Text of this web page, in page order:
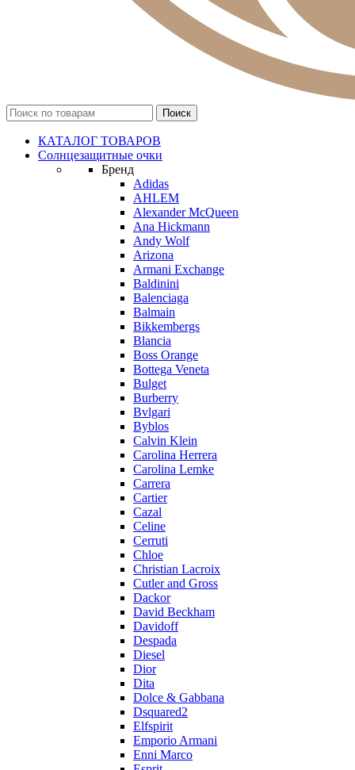
КАТАЛОГ ТОВАРОВ
Солнцезащитные очки
Бренд
Adidas
AHLEM
Alexander McQueen
Ana Hickmann
Andy Wolf
Arizona
Armani Exchange
Baldinini
Balenciaga
Balmain
Bikkembergs
Blancia
Boss Orange
Bottega Veneta
Bulget
Burberry
Bvlgari
Byblos
Calvin Klein
Carolina Herrera
Carolina Lemke
Carrera
Cartier
Cazal
Celine
Cerruti
Chloe
Christian Lacroix
Cutler and Gross
Dackor
David Beckham
Davidoff
Despada
Diesel
Dior
Dita
Dolce & Gabbana
Dsquared2
Elfspirit
Emporio Armani
Enni Marco